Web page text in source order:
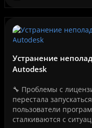
Устранение
Autodesk
🔧 Проблемы с
перестала
пользователи
сталкиваются с